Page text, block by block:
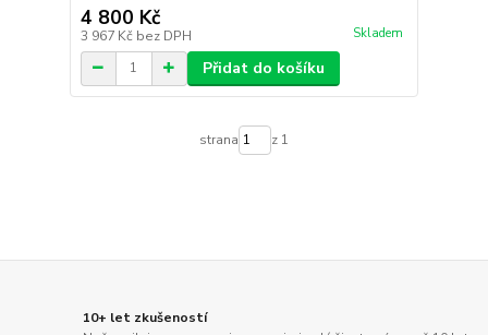
4 800 Kč
3 967 Kč bez DPH Skladem
Přidat do košíku
strana z 1
10+ let zkušeností